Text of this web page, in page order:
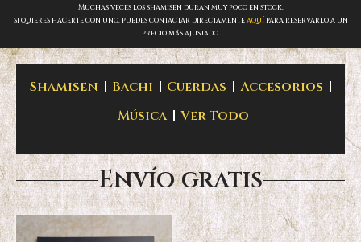
Muchas veces los shamisen duran muy poco en stock.
si quieres hacerte con uno, puedes contactar directamenteaquí para reservarlo a un
precio más ajustado.
Shamisen Bachi Cuerdas
Accesorios
Música
Ver Todo
Envío gratis